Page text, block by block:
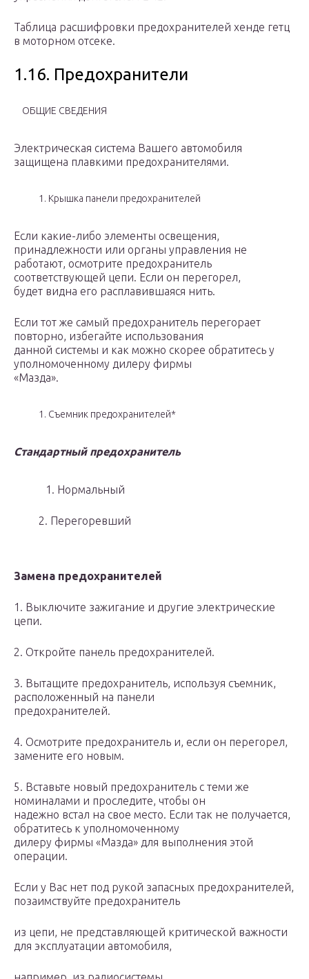
Таблица расшифровки предохранителей хенде гетц
в моторном отсеке.
1.16. Предохранители
ОБЩИЕ СВЕДЕНИЯ
Электрическая система Вашего автомобиля
защищена плавкими предохранителями.
1. Крышка панели предохранителей
Если какие-либо элементы освещения,
принадлежности или органы управления не
работают, осмотрите предохранитель
соответствующей цепи. Если он перегорел,
будет видна его расплавившаяся нить.
Если тот же самый предохранитель перегорает
повторно, избегайте использования
данной системы и как можно скорее обратитесь у
уполномоченному дилеру фирмы
«Мазда».
1. Съемник предохранителей*
Стандартный предохранитель
1. Нормальный
2. Перегоревший
Замена предохранителей
1. Выключите зажигание и другие электрические
цепи.
2. Откройте панель предохранителей.
3. Вытащите предохранитель, используя съемник,
расположенный на панели
предохранителей.
4. Осмотрите предохранитель и, если он перегорел,
замените его новым.
5. Вставьте новый предохранитель с теми же
номиналами и проследите, чтобы он
надежно встал на свое место. Если так не получается,
обратитесь к уполномоченному
дилеру фирмы «Мазда» для выполнения этой
операции.
Если у Вас нет под рукой запасных предохранителей,
позаимствуйте предохранитель
из цепи, не представляющей критической важности
для эксплуатации автомобиля,